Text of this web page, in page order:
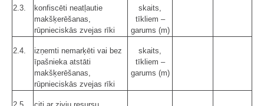
2.3.
konfiscēti neatļautie
makšķerēšanas,
rūpnieciskās zvejas rīki
skaits,
tīkliem –
garums (m)
2.4.
izņemti nemarķēti vai bez
īpašnieka atstāti
makšķerēšanas,
rūpnieciskās zvejas rīki
skaits,
tīkliem –
garums (m)